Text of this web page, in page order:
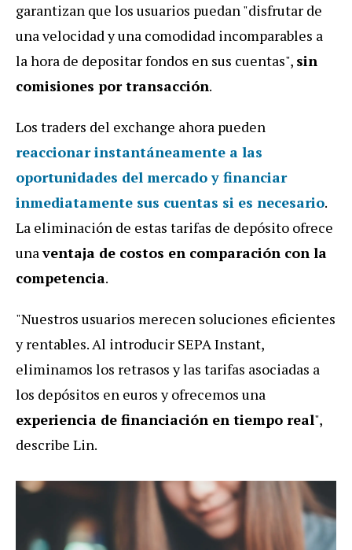
garantizan que los usuarios puedan "disfrutar de
una velocidad y una comodidad incomparables a
la hora de depositar fondos en sus cuentas", sin
comisiones por transacción.
Los traders del exchange ahora pueden
reaccionar instantáneamente a las
oportunidades del mercado y financiar
inmediatamente sus cuentas si es necesario.
La eliminación de estas tarifas de depósito ofrece
unaventaja de costos en comparación con la
competencia.
"Nuestros usuarios merecen soluciones eficientes
y rentables. Al introducir SEPA Instant,
eliminamos los retrasos y las tarifas asociadas a
los depósitos en euros y ofrecemos una
experiencia de financiación en tiempo real",
describe Lin.